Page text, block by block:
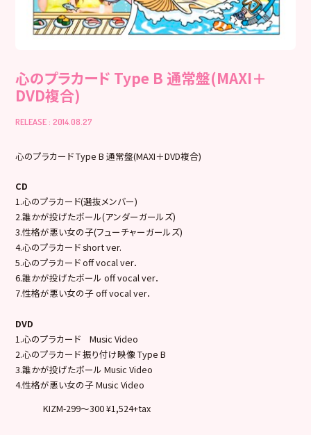
心のプラカード Type B 通常盤(MAXI＋
DVD複合)
RELEASE : 2014.08.27
心のプラカード Type B 通常盤(MAXI＋DVD複合)
CD
1.心のプラカード(選抜メンバー)
2.誰かが投げたボール(アンダーガールズ)
3.性格が悪い女の子(フューチャーガールズ)
4.心のプラカード short ver.
5.心のプラカード off vocal ver．
6.誰かが投げたボール off vocal ver．
7.性格が悪い女の子 off vocal ver．
DVD
1.心のプラカード Music Video
2.心のプラカード 振り付け映像 Type B
3.誰かが投げたボール Music Video
4.性格が悪い女の子 Music Video
KIZM-299～300 ¥1,524+tax